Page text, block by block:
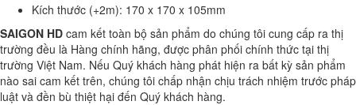
Kích thước (+2m): 170 x 170 x 105mm
SAIGON HD cam kết toàn bộ sản phẩm do chúng tôi cung cấp ra thị
trường đều là Hàng chính hãng, được phân phối chính thức tại thị
trường Việt Nam. Nếu Quý khách hàng phát hiện ra bất kỳ sản phẩm
nào sai cam kết trên, chúng tôi chấp nhận chịu trách nhiệm trước pháp
luật và đền bù thiệt hại đến Quý khách hàng.